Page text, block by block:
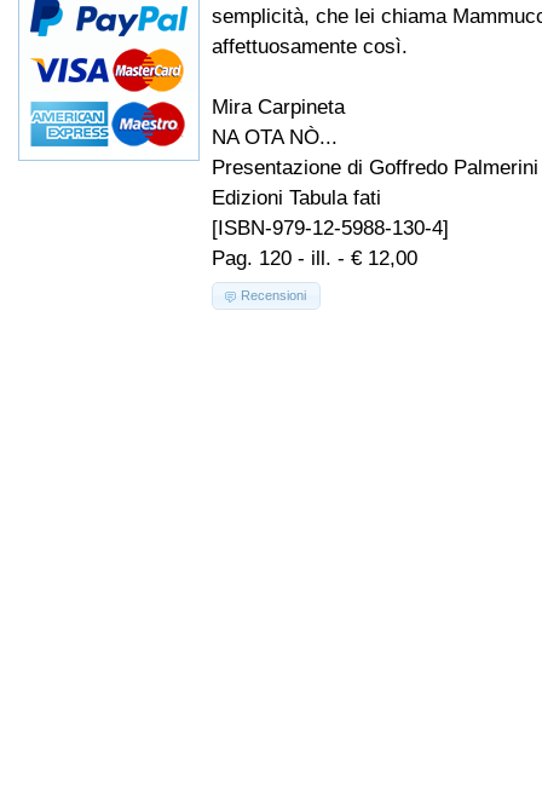
semplicità, che lei chiama
affettuosamente così.
Mira Carpineta
NA OTA NÒ...
Presentazione di Goffredo Palmerini
Edizioni Tabula fati
[ISBN-979-12-5988-130-4]
Pag. 120 - ill. - € 12,00
Recensioni